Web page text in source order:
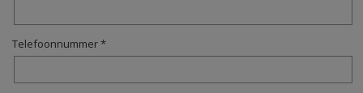
Telefoonnummer *